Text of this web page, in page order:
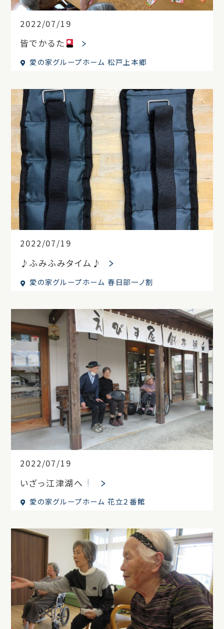
2022/07/19
皆でかるた
愛の家グループホーム 松戸上本郷
2022/07/19
♪ふみふみタイム♪
愛の家グループホーム 春日部一ノ割
2022/07/19
いざっ江津湖へ
愛の家グループホーム 花立２番館